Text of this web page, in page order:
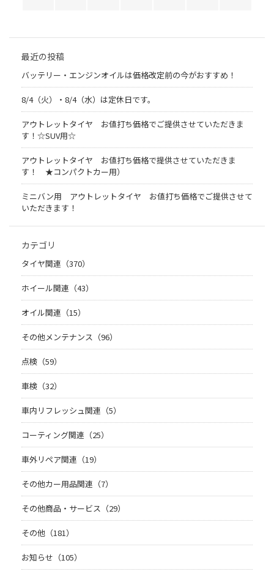
最近の投稿
バッテリー・エンジンオイルは価格改定前の今がおすすめ！
8/4（火）・8/4（水）は定休日です。
アウトレットタイヤ お値打ち価格でご提供させていただきま
す！☆SUV用☆
アウトレットタイヤ お値打ち価格で提供させていただきま
す！ ★コンパクトカー用）
ミニバン用 アウトレットタイヤ お値打ち価格でご提供させて
いただきます！
カテゴリ
タイヤ関連（370）
ホイール関連（43）
オイル関連（15）
その他メンテナンス（96）
点検（59）
車検（32）
車内リフレッシュ関連（5）
コーティング関連（25）
車外リペア関連（19）
その他カー用品関連（7）
その他商品・サービス（29）
その他（181）
お知らせ（105）